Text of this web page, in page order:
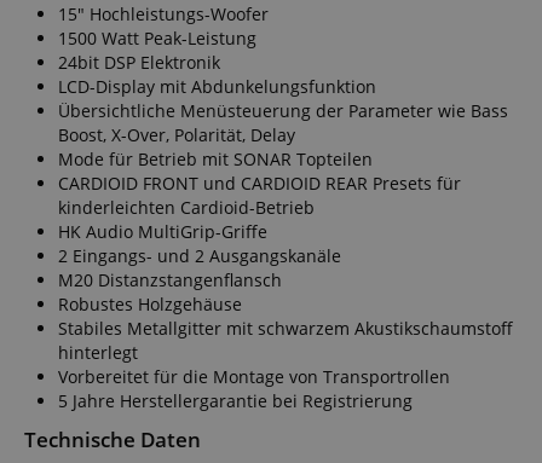
15" Hochleistungs-Woofer
1500 Watt Peak-Leistung
24bit DSP Elektronik
LCD-Display mit Abdunkelungsfunktion
Übersichtliche Menüsteuerung der Parameter wie Bass
Boost, X-Over, Polarität, Delay
Mode für Betrieb mit SONAR Topteilen
CARDIOID FRONT und CARDIOID REAR Presets für
kinderleichten Cardioid-Betrieb
HK Audio MultiGrip-Griffe
2 Eingangs- und 2 Ausgangskanäle
M20 Distanzstangenflansch
Robustes Holzgehäuse
Stabiles Metallgitter mit schwarzem Akustikschaumstoff
hinterlegt
Vorbereitet für die Montage von Transportrollen
5 Jahre Herstellergarantie bei Registrierung
Technische Daten